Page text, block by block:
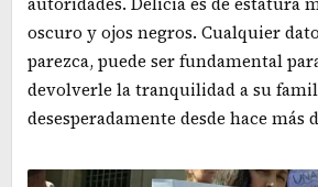
oscuro y ojos negros. Cualquier
parezca, puede ser fundamental
devolverle la tranquilidad a su
desesperadamente desde hace más